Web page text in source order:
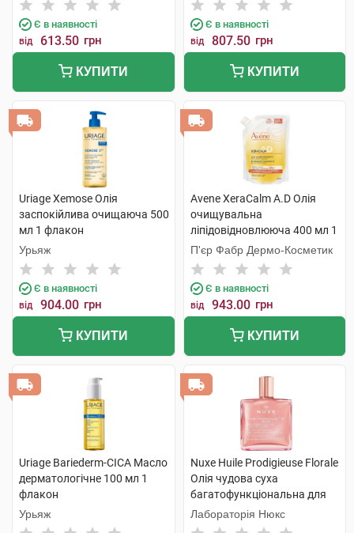
Є в наявності
від 613.50 грн
КУПИТИ
Є в наявності
від 807.50 грн
КУПИТИ
Uriage Xemose Олія
заспокійлива очищаюча 500
мл 1 флакон
Урьяж
Є в наявності
від 904.00 грн
КУПИТИ
Avene XeraCalm A.D Олія
очищувальна
ліпідовідновлююча 400 мл 1
пауч
П'єр Фабр Дермо-Косметик
Є в наявності
від 943.00 грн
КУПИТИ
Uriage Bariederm-CICA Масло
дерматологічне 100 мл 1
флакон
Урьяж
Nuxe Huile Prodigieuse Florale
Олія чудова суха
багатофункціональна для
обличчя,тіла та волосся 50
мл 1 флакон
Лабораторія Нюкс